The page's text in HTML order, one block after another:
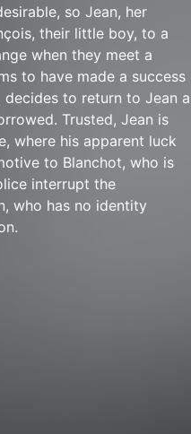
so Jean, her
their little boy, to a
when they meet a
to have made a success
decides to return to Jean a
Trusted, Jean is
where his apparent luck
to Blanchot, who is
interrupt the
who has no identity